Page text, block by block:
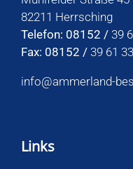
82211 Herrsching
Telefon: 08152 / 39
Fax: 08152 / 39 61
info@ammerland-
Links